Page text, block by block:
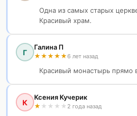
Одна из самых старых
Красивый храм.
Г
Галина П
★ ★ ★ ★ ★6 лет назад
Красивый монастырь прямо
К
Ксения Кучерик
★ ★ ★ ★ ★ 2 года назад